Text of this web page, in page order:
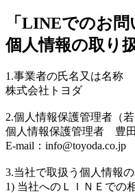
「LINEでのお
個人情報の取り
1.事業者の氏名又は名称
株式会社トヨダ
2.個人情報保護管理者（
個人情報保護管理者 豊
E-mail：info@toyoda.co.jp
3.当社で取扱う個人情報
1) 当社へのＬＩＮＥでの